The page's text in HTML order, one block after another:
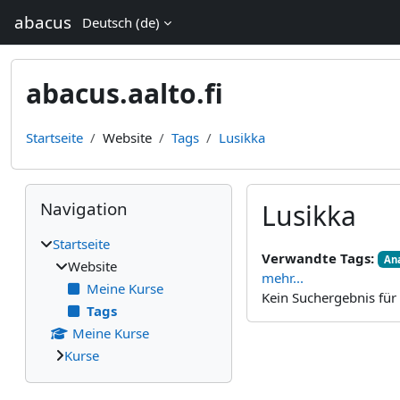
abacus Deutsch ‎(de)‎
abacus.aalto.fi
Startseite Website Tags Lusikka
Lusikka
Verwandte Tags:
mehr...
Kein Suchergebnis
Blöcke
Navigation überspringen
Navigation
Startseite
Website
Meine Kurse
Tags
Meine Kurse
Kurse